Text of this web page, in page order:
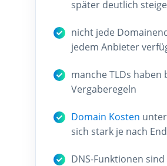
später deutlich
nicht jede
jedem Anbieter
manche TLDs haben
Vergaberegeln
Domain Kosten
sich stark je nach
DNS-Funktionen